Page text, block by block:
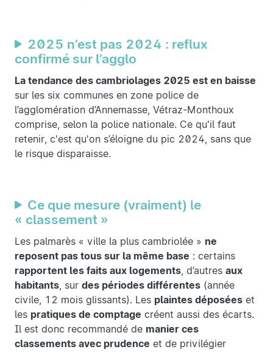
2025 n’est pas 2024 : reflux
confirmé sur l’agglo
La tendance des cambriolages 2025 est en baisse
sur les six communes en zone police de
l’agglomération d’Annemasse, Vétraz-Monthoux
comprise, selon la police nationale. Ce qu'il faut
retenir, c'est qu'on s’éloigne du pic 2024, sans que
le risque disparaisse.
Ce que mesure (vraiment) le
« classement »
Les palmarès « ville la plus cambriolée » ne
reposent pas tous sur la même base : certains
rapportent les faits aux logements, d’autres aux
habitants, sur des périodes différentes (année
civile, 12 mois glissants). Les plaintes déposées et
les pratiques de comptage créent aussi des écarts.
Il est donc recommandé de manier ces
classements avec prudence et de privilégier